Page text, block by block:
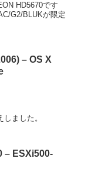
HD5670です
G2/BLUKが限定
– OS X
ました。
– ESXi500-